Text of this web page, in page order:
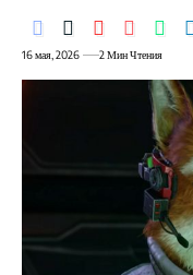
16 мая, 2026 2 Мин Чтения